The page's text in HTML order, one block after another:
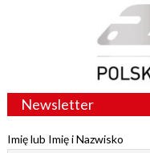
Newsletter
Imię lub Imię i Nazwisko